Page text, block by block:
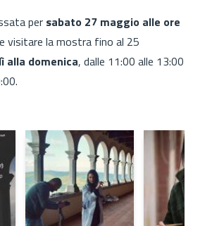
per sabato 27 maggio alle ore
visitare la mostra fino al 25
alla domenica, dalle 11:00 alle 13:00